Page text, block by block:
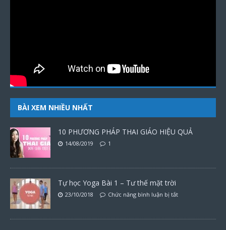
BÀI XEM NHIỀU NHẤT
10 PHƯƠNG PHÁP THAI GIÁO HIỆU QUẢ
14/08/2019 1
Tự học Yoga Bài 1 – Tư thế mặt trời
23/10/2018 Chức năng bình luận bị tắt